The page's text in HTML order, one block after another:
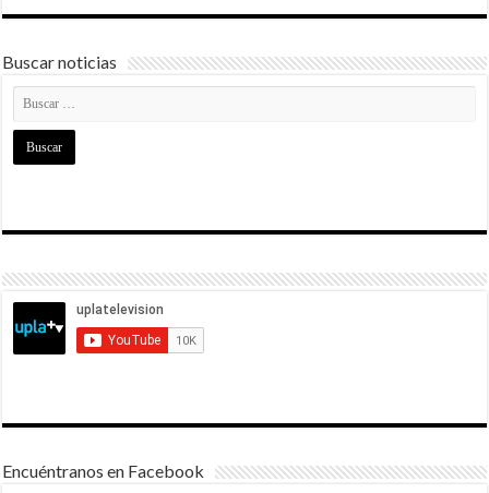
Buscar noticias
Encuéntranos en Facebook